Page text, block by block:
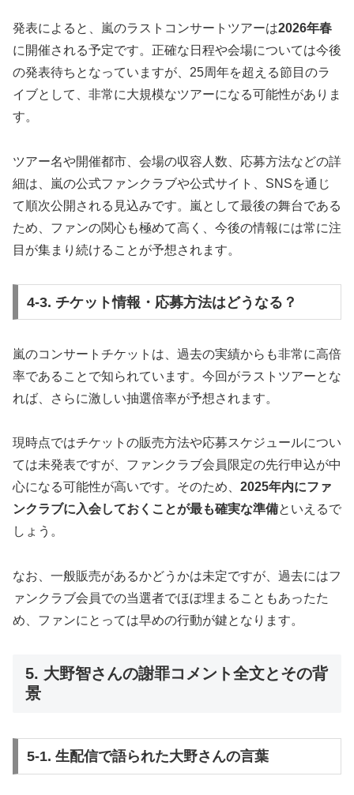
発表によると、嵐のラストコンサートツアーは2026年春
に開催される予定です。正確な日程や会場については今後
の発表待ちとなっていますが、25周年を超える節目のラ
イブとして、非常に大規模なツアーになる可能性がありま
す。
ツアー名や開催都市、会場の収容人数、応募方法などの詳
細は、嵐の公式ファンクラブや公式サイト、SNSを通じ
て順次公開される見込みです。嵐として最後の舞台である
ため、ファンの関心も極めて高く、今後の情報には常に注
目が集まり続けることが予想されます。
4-3. チケット情報・応募方法はどうなる？
嵐のコンサートチケットは、過去の実績からも非常に高倍
率であることで知られています。今回がラストツアーとな
れば、さらに激しい抽選倍率が予想されます。
現時点ではチケットの販売方法や応募スケジュールについ
ては未発表ですが、ファンクラブ会員限定の先行申込が中
心になる可能性が高いです。そのため、 2025年内にファ
ンクラブに入会しておくことが最も確実な準備といえるで
しょう。
なお、一般販売があるかどうかは未定ですが、過去にはフ
ァンクラブ会員での当選者でほぼ埋まることもあったた
め、ファンにとっては早めの行動が鍵となります。
5. 大野智さんの謝罪コメント全文とその背
景
5-1. 生配信で語られた大野さんの言葉